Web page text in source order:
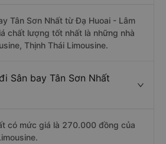
Tân Sơn Nhất từ Đạ Huoai - Lâm
chất lượng tốt nhất là những nhà
Thịnh Thái Limousine.
Sân bay Tân Sơn Nhất
có mức giá là 270.000 đồng của